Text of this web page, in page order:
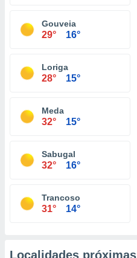
Gouveia
29° 16°
Loriga
28° 15°
Meda
32° 15°
Sabugal
32° 16°
Trancoso
31° 14°
Localidades próximas